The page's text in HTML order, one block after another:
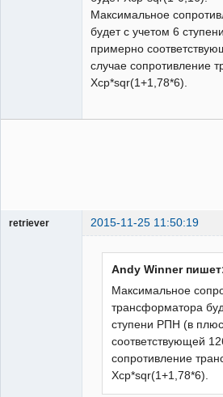
Максимальное
будет с учетом 6
примерно
случае сопротивление
Xср*sqr(1+1,78*6).
retriever 2015-11-25 11:50:19
Andy Winner
Максимальное
трансформатора
ступени РПН (в
соответствующей
сопротивление
Xср*sqr(1+1,78*6).